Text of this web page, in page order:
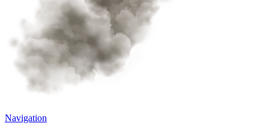
Navigation